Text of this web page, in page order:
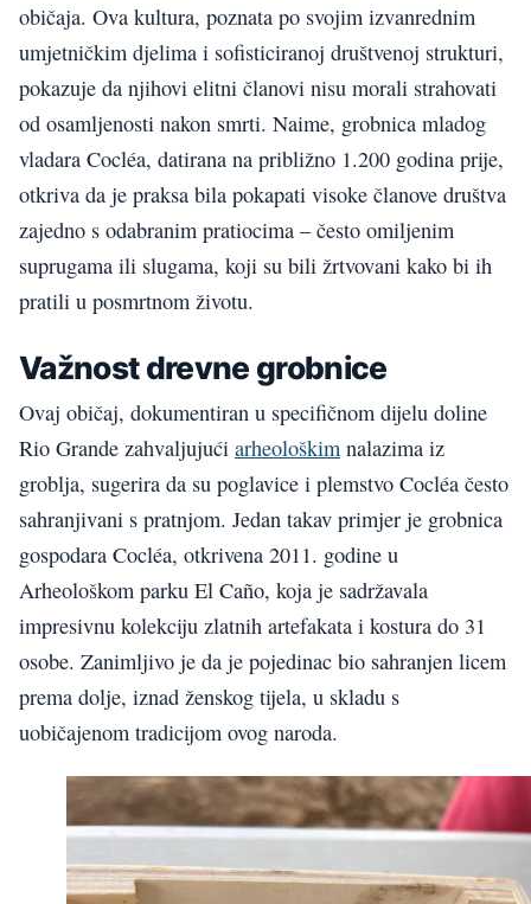
običaja. Ova kultura, poznata po svojim izvanrednim
umjetničkim djelima i sofisticiranoj društvenoj strukturi,
pokazuje da njihovi elitni članovi nisu morali strahovati
od osamljenosti nakon smrti. Naime, grobnica mladog
vladara Cocléa, datirana na približno 1.200 godina prije,
otkriva da je praksa bila pokapati visoke članove društva
zajedno s odabranim pratiocima – često omiljenim
suprugama ili slugama, koji su bili žrtvovani kako bi ih
pratili u posmrtnom životu.
Važnost drevne grobnice
Ovaj običaj, dokumentiran u specifičnom dijelu doline
Rio Grande zahvaljujući arheološkim nalazima iz
groblja, sugerira da su poglavice i plemstvo Cocléa često
sahranjivani s pratnjom. Jedan takav primjer je grobnica
gospodara Cocléa, otkrivena 2011. godine u
Arheološkom parku El Caño, koja je sadržavala
impresivnu kolekciju zlatnih artefakata i kostura do 31
osobe. Zanimljivo je da je pojedinac bio sahranjen licem
prema dolje, iznad ženskog tijela, u skladu s
uobičajenom tradicijom ovog naroda.